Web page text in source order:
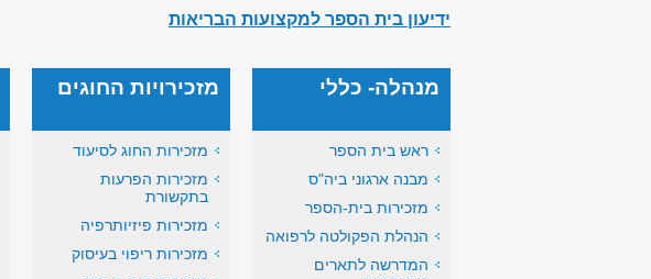
ידיעון בית הספר למקצועות הבריאות
מנהלה- כללי
ראש בית הספר
מבנה ארגוני ביה"ס
מזכירות בית-הספר
הנהלת הפקולטה לרפואה
המדרשה לתארים
מזכירויות החוגים
מזכירות החוג לסיעוד
מזכירות הפרעות
בתקשורת
מזכירות פיזיותרפיה
מזכירות ריפוי בעיסוק